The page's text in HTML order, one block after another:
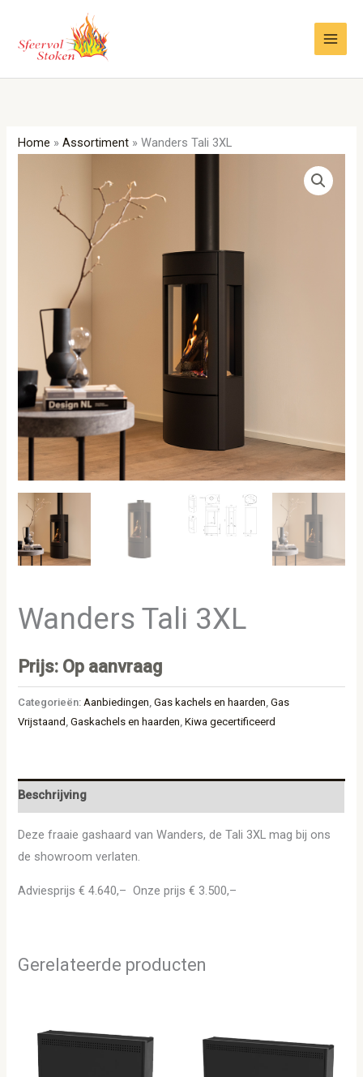
inhoud
Home »Assortiment »Wanders Tali 3XL
Wanders Tali 3XL
Prijs: Op aanvraag
Categorieën: Aanbiedingen ,Gas kachels en haarden ,Gas
Vrijstaand ,Gaskachels en haarden ,Kiwa gecertificeerd
Beschrijving
Deze fraaie gashaard van Wanders, de Tali 3XL mag bij ons
de showroom verlaten.
Adviesprijs € 4.640,– Onze prijs € 3.500,–
Gerelateerde producten